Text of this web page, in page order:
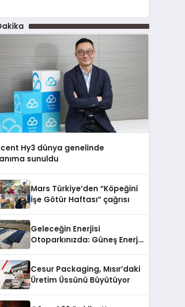
Hy3 dünya genelinde
sunuldu
Mars Türkiye’den “Köpeğini
İşe Götür Haftası” çağrısı
Geleceğin Enerjisi
Otoparkınızda: Güneş Enerjili
Cesur Packaging, Mısır’daki
Üretim Üssünü Büyütüyor